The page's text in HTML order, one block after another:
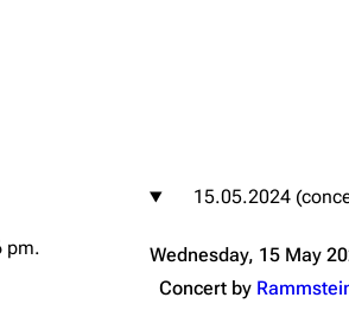
Discography
Videography
15.05.2024
Wednesday, 15 May
Concert by
pm.